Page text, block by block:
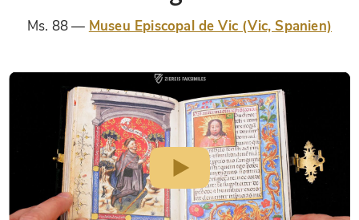
Ms. 88 Museu Episcopal de Vic (Vic, Spanien)